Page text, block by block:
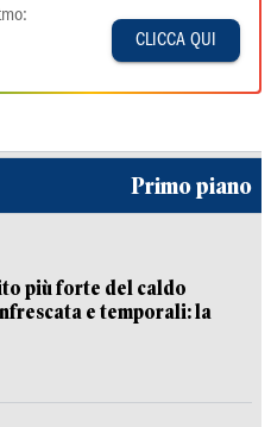
CLICCA QUI
Primo piano
più forte del caldo
e temporali: la